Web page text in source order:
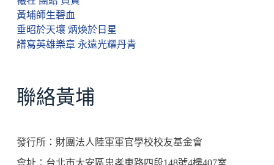
黃埔師生碧血
垂昭於天壤 炳煥於日星
譜寫英雄樂章 永遠光耀丹青
聯絡黃埔
發行所：財團法人陸軍軍官學校校友基金會
會址：台北市大安區忠孝東路四段148號4樓407室